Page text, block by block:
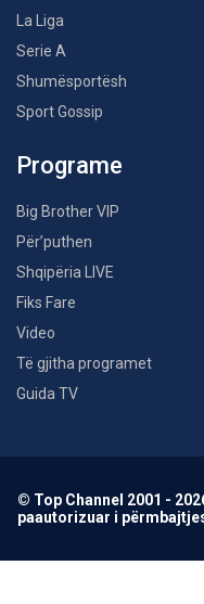
La Liga
Serie A
Shumësportësh
Sport Gossip
Programe
Big Brother VIP
Për’puthen
Shqipëria LIVE
Fiks Fare
Video
Të gjitha programet
Guida TV
© Top Channel 2001 -
paautorizuar i